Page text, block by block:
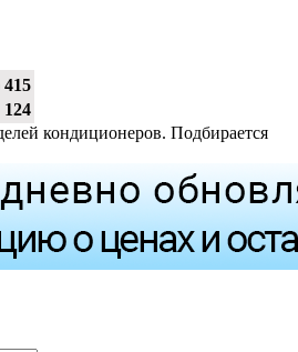
415
124
кондиционеров. Подбирается